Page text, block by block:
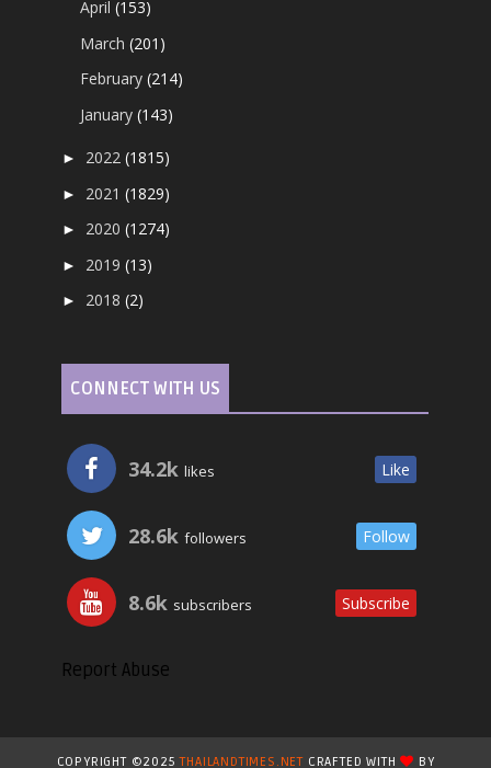
April(153)
March(201)
February(214)
January(143)
► 2022(1815)
► 2021(1829)
► 2020(1274)
► 2019(13)
► 2018(2)
CONNECT WITH US
34.2k likes Like
28.6k followers Follow
8.6k subscribers Subscribe
Report Abuse
COPYRIGHT ©2025THAILANDTIMES.NETCRAFTED WITH BY